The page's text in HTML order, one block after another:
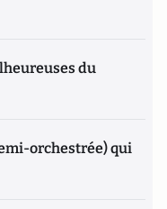
du
orchestrée) qui